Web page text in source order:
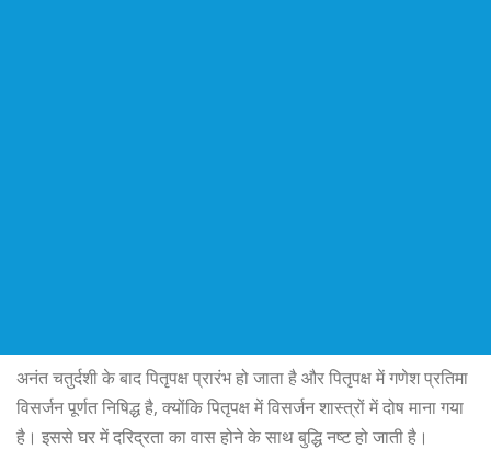
अनंत चतुर्दशी के बाद पितृपक्ष प्रारंभ हो जाता है और पितृपक्ष में गणेश प्रतिमा
विसर्जन पूर्णत निषिद्ध है, क्योंकि पितृपक्ष में विसर्जन शास्त्रों में दोष माना गया
है। इससे घर में दरिद्रता का वास होने के साथ बुद्धि नष्ट हो जाती है।